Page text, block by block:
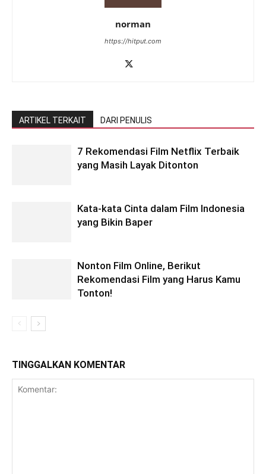
norman
https://hitput.com
ARTIKEL TERKAIT DARI PENULIS
7 Rekomendasi Film Netflix Terbaik
yang Masih Layak Ditonton
Kata-kata Cinta dalam Film Indonesia
yang Bikin Baper
Nonton Film Online, Berikut
Rekomendasi Film yang Harus Kamu
Tonton!
TINGGALKAN KOMENTAR